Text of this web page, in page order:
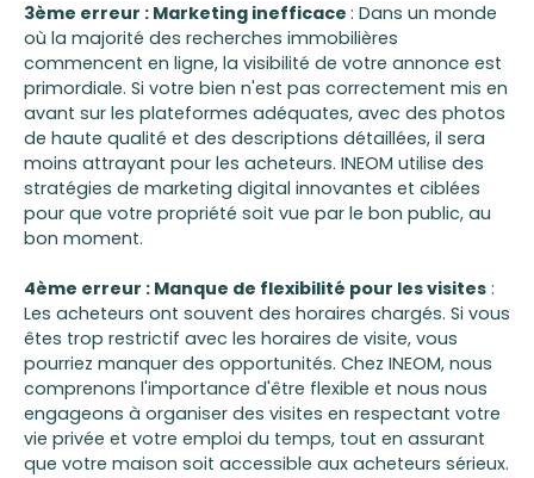
3ème erreur : Marketing inefficace : Dans un monde
où la majorité des recherches immobilières
commencent en ligne, la visibilité de votre annonce est
primordiale. Si votre bien n'est pas correctement mis en
avant sur les plateformes adéquates, avec des photos
de haute qualité et des descriptions détaillées, il sera
moins attrayant pour les acheteurs. INEOM utilise des
stratégies de marketing digital innovantes et ciblées
pour que votre propriété soit vue par le bon public, au
bon moment.
4ème erreur : Manque de flexibilité pour les visites :
Les acheteurs ont souvent des horaires chargés. Si vous
êtes trop restrictif avec les horaires de visite, vous
pourriez manquer des opportunités. Chez INEOM, nous
comprenons l'importance d'être flexible et nous nous
engageons à organiser des visites en respectant votre
vie privée et votre emploi du temps, tout en assurant
que votre maison soit accessible aux acheteurs sérieux.